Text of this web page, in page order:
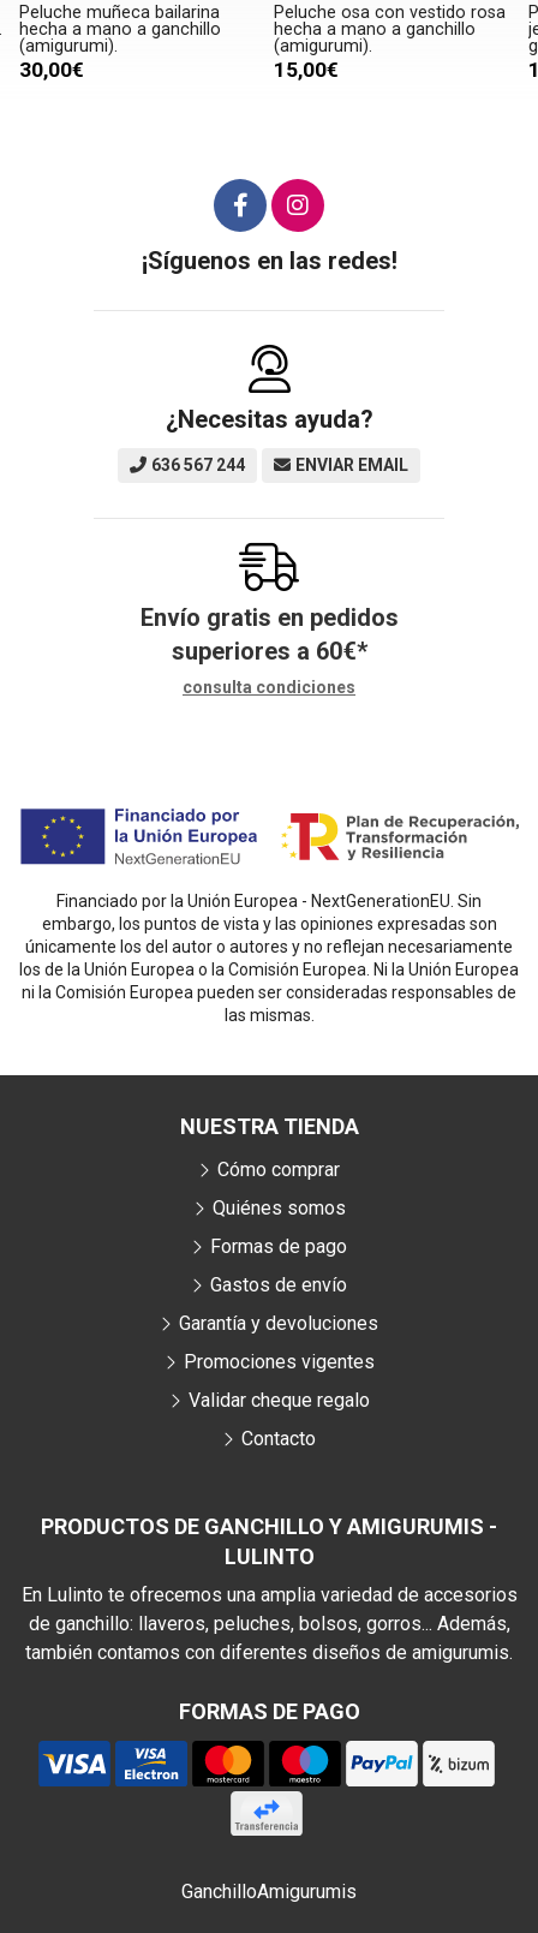
Peluche muñeca bailarina
hecha a mano a ganchillo
(amigurumi).
30,00€
Peluche osa con vestido rosa
hecha a mano a ganchillo
(amigurumi).
15,00€
¡Síguenos en las redes!
¿Necesitas ayuda?
636 567 244 ENVIAR EMAIL
Envío gratis en pedidos
superiores a 60€*
consulta condiciones
Financiado por la Unión Europea - NextGenerationEU. Sin
embargo, los puntos de vista y las opiniones expresadas son
únicamente los del autor o autores y no reflejan necesariamente
los de la Unión Europea o la Comisión Europea. Ni la Unión Europea
ni la Comisión Europea pueden ser consideradas responsables de
las mismas.
PRODUCTOS DE GANCHILLO Y AMIGURUMIS -
LULINTO
En Lulinto te ofrecemos una amplia variedad de accesorios
de ganchillo: llaveros, peluches, bolsos, gorros... Además,
también contamos con diferentes diseños de amigurumis.
FORMAS DE PAGO
NUESTRA TIENDA
Cómo comprar
Quiénes somos
Formas de pago
Gastos de envío
Garantía y devoluciones
Promociones vigentes
Validar cheque regalo
Contacto
GanchilloAmigurumis